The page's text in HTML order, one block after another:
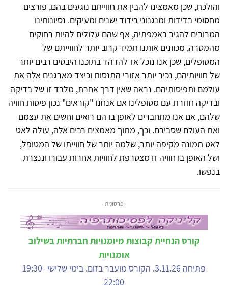
והולכת, שכן מאמצינו להבין את חווייתם נוגעים בהם, פורצים
מחסומי בדידות ומנגנוני בידוד ישנים ומעיקים. נסיונותינו
המרובים להגיב באמפתיה, אף שהם עלולים להיות רחוקים
מהמטרה, מכוונים אותנו תמיד קרוב יותר לחווייתם של
המטופלים, שכן אנו נוכל אז להדהד בתוכנו היבטים רבים יותר
של חוויותיהם, נכיר יותר אזורי התנסות וכיצד מארגנים אלה את
עולמם ותפיסותיהם. נראה שאין דרך אחרת, מלבד זו של בדיקה
ובדיקה חוזרת עם מטופלינו אם אנחנו "קוראים" נכון פיסות חוויה
שלהם, אם אנו מתחברים לאופן בו הם רואים וחשים את עצמם
ואת העולם שסביבם. וכך, מתוך מאמצים רבים אלה, עולה לאט
לאט תמונה מקיפה יותר, שלמה יותר של חווייתו של המטופל,
ושל האופן בו חוויה זו מצטרפת לחוויות אחרות עבורו וננצרת
בנפשו.
- פרסומת -
קורס הנחיית קבוצות מיומנויות חברתיות בשילוב
אומנויות
פתיחה 3.11.26. הקורס מועבר בזום. בימי שלישי 19:30-
22:00